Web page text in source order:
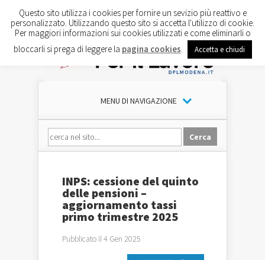
MENU DI NAVIGAZIONE
INPS: cessione del quinto
delle pensioni –
aggiornamento tassi
primo trimestre 2025
Pubblicato il 4 Gen 2025
Questo sito utilizza i cookies per fornire un sevizio più reattivo e
personalizzato. Utilizzando questo sito si accetta l'utilizzo di cookie.
Per maggiori informazioni sui cookies utilizzati e come eliminarli o
bloccarli si prega di leggere la pagina cookies Accetta e chiudi